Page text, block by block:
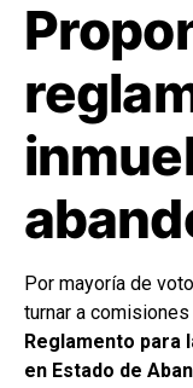
Por mayoría de
turnar a
Reglamento para
en Estado de